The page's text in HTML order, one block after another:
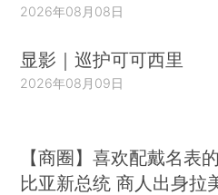
2026年08月08日
显影｜巡护可可西里
2026年08月09日
【商圈】喜欢配戴名表
比亚新总统 商人出身拉